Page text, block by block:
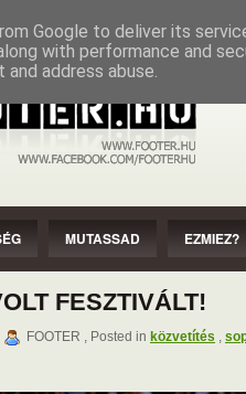
MUTASSAD EZMIEZ?
MUTASSAD EZMIEZ?
FESZTIVÁLT!
FOOTER , Posted in közvetítés ,
Google to deliver its
with performance and
address abuse.